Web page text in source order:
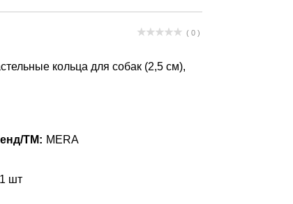
( 0 )
кольца для собак (2,5 см),
ТМ: MERA
шт